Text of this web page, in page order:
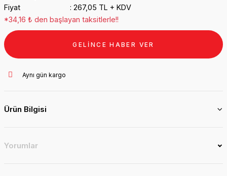
Fiyat
267,05 TL + KDV
*34,16 ₺ den başlayan taksitlerle!!
GELİNCE HABER VER
Aynı gün kargo
Ürün Bilgisi
Yorumlar